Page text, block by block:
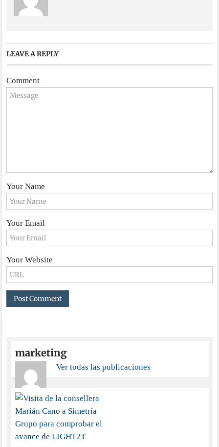
LEAVE A REPLY
Comment
Your Name
Your Email
Your Website
marketing
Ver todas las publicaciones